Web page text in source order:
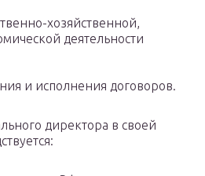
хозяйственной,
деятельности
и исполнения договоров.
директора в своей